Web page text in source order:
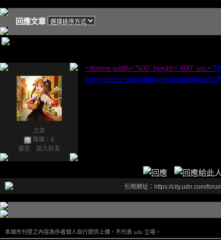
回應文章
.
之女
等級：8
留言
加入好友
<iframe width="500" height="400" src="
t-mysteries-trail-midnight-heart/online/
引用網址：https://city.udn.com/
本城市刊登之內容為作者個人自行提供上傳，不代表 udn 立場。